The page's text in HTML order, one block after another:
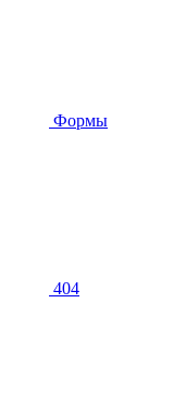
Формы
404